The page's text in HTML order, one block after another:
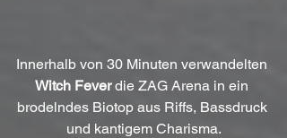
Innerhalb von 30 Minuten verwandelten
Witch Fever die ZAG Arena in ein
brodelndes Biotop aus Riffs, Bassdruck
und kantigem Charisma.